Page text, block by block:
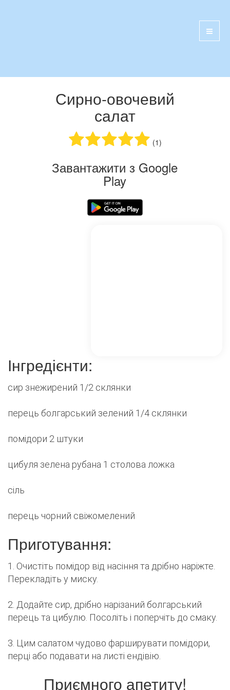
Сирно-овочевий
салат
(1)
Завантажити з Google
Play
Інгредієнти:
сир знежирений 1/2 склянки
перець болгарський зелений 1/4 склянки
помідори 2 штуки
цибуля зелена рубана 1 столова ложка
сіль
перець чорний свіжомелений
Приготування:
1. Очистіть помідор від насіння та дрібно наріжте.
Перекладіть у миску.
2. Додайте сир, дрібно нарізаний болгарський
перець та цибулю. Посоліть і поперчіть до смаку.
3. Цим салатом чудово фарширувати помідори,
перці або подавати на листі ендівію.
Приємного апетиту!